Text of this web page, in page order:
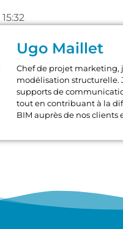
15:32
Ugo Maillet
Chef de projet marketing,
modélisation structurelle.
supports de
tout en contribuant à la
BIM auprès de nos clients